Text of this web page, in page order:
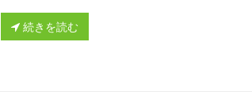
続きを読む